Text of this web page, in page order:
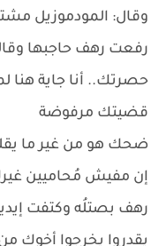
وقال: المودموزيل
رفعت رهف حاجبها
حصرتك.. أنا جاية
قضيتك مرفوضة
ضحك هو من غير ما
إن مفيش مُحاميين
رهف بصتلُه وكتفت
يقدروا يخرجوا أخوك